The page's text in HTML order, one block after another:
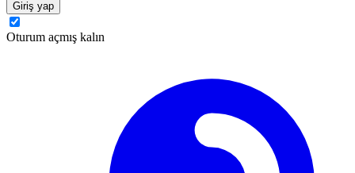
Giriş yap
Oturum açmış kalın